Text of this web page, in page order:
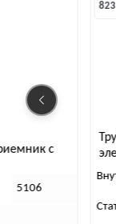
с
УАЗ
₽
Статус